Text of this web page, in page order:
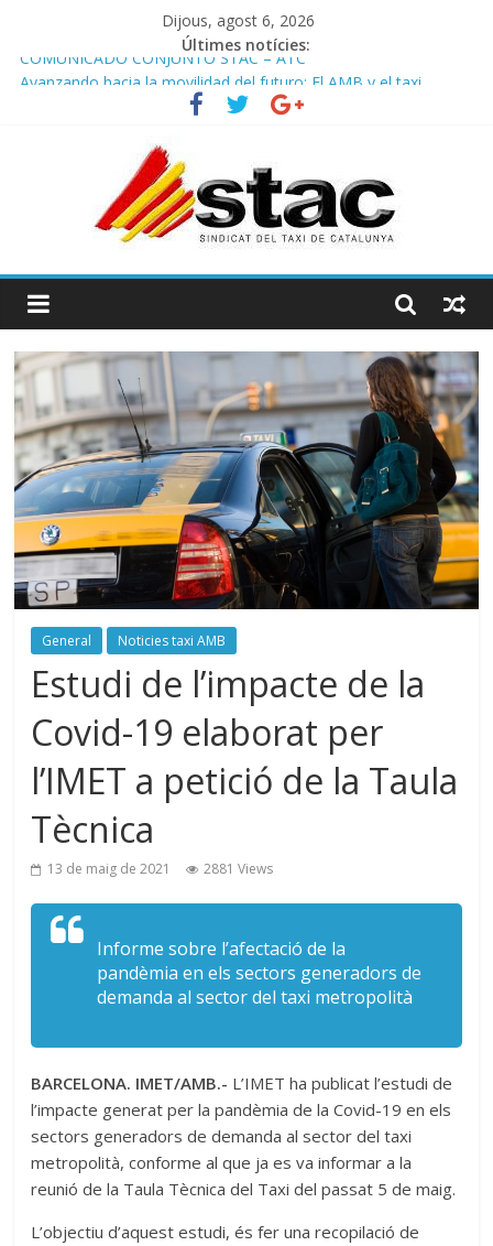
Dijous, agost 6, 2026
Últimes notícies:
COMUNICADO CONJUNTO STAC – ATC
Avanzando hacia la movilidad del futuro: El AMB y el taxi.
Programa de Radio TAXI LIBRE 29.07.2026 en COOLTURA FM.
STAC/ATC SOLICITAN TAULA TÈCNICA PARA MEJORAR LA
OPERATIVA DE ENTRADA EN EL PUERTO DE BARCELONA.
Programa de Radio TAXI LIBRE 22.07.2026 en COOLTURA FM.
General Noticies taxi AMB
Estudi de l’impacte de la
Covid-19 elaborat per
l’IMET a petició de la Taula
Tècnica
13 de maig de 2021 2881 Views
Informe sobre l’afectació de la
pandèmia en els sectors generadors de
demanda al sector del taxi metropolità
BARCELONA. IMET/AMB.- L’IMET ha publicat l’estudi de
l’impacte generat per la pandèmia de la Covid-19 en els
sectors generadors de demanda al sector del taxi
metropolità, conforme al que ja es va informar a la
reunió de la Taula Tècnica del Taxi del passat 5 de maig.
L’objectiu d’aquest estudi, és fer una recopilació de